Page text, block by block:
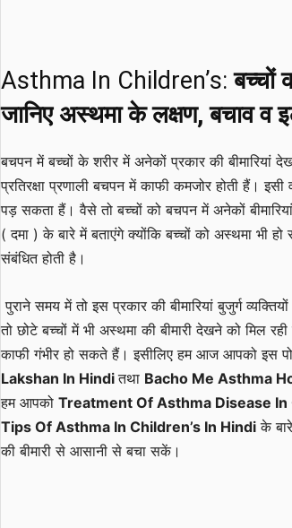
Asthma In Children’s:बच्चों
जानिए अस्थमा के लक्षण, बचाव व
बचपन में बच्चों के शरीर में अनेकों प्रकार की बीमारियां
प्रतिरक्षा प्रणाली बचपन में काफी कमजोर होती हैं।
पड़ सकता हैं। वैसे तो बच्चों को बचपन में अनेकों
( दमा ) के बारे में बताएंगे क्योंकि बच्चों को अस्थमा भी
संबंधित होती है।
पुराने समय में तो इस प्रकार की बीमारियां बुजुर्ग
तो छोटे बच्चों में भी अस्थमा की बीमारी देखने को मिल
काफी गंभीर हो सकते हैं। इसीलिए हम आज आपको इस
Lakshan In Hindiतथा Bacho Me Asthma
हम आपको Treatment Of Asthma Disease In
Tips Of Asthma In Children’s In Hindi के
की बीमारी से आसानी से बचा सकें।